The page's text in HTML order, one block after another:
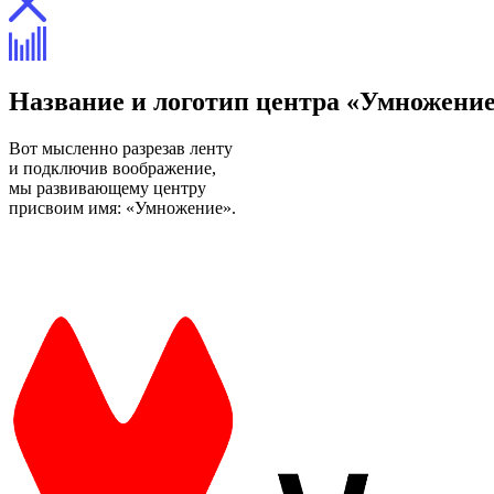
Название и логотип центра
Вот мысленно разрезав ленту
и подключив воображение,
мы развивающему центру
присвоим имя: «Умножение».